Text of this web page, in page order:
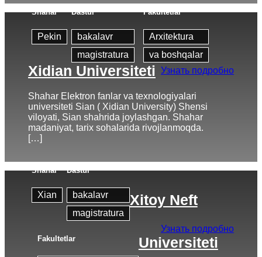
Shahar
Pekin
Dastur
bakalavr
magistratura
Fakultetlar
Arxitektura
va boshqalar
Узнать подробно
Xidian Universiteti
Shahar Elektron fanlar va texnologiyalari
universiteti Sian ( Xidian University) Shensi
viloyati, Sian shahrida joylashgan. Shahar
madaniyat, tarix sohalarida rivojlanmoqda.
[…]
Shahar
Xian
Dastur
bakalavr
magistratura
Fakultetlar
Узнать подробно
Xitoy Neft
Universiteti